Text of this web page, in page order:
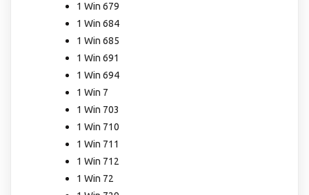
1 Win 679
1 Win 684
1 Win 685
1 Win 691
1 Win 694
1 Win 7
1 Win 703
1 Win 710
1 Win 711
1 Win 712
1 Win 72